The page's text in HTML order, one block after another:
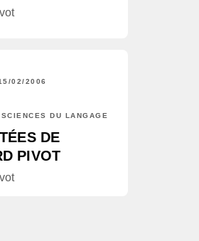
02/2006
DU LANGAGE
DE
PIVOT